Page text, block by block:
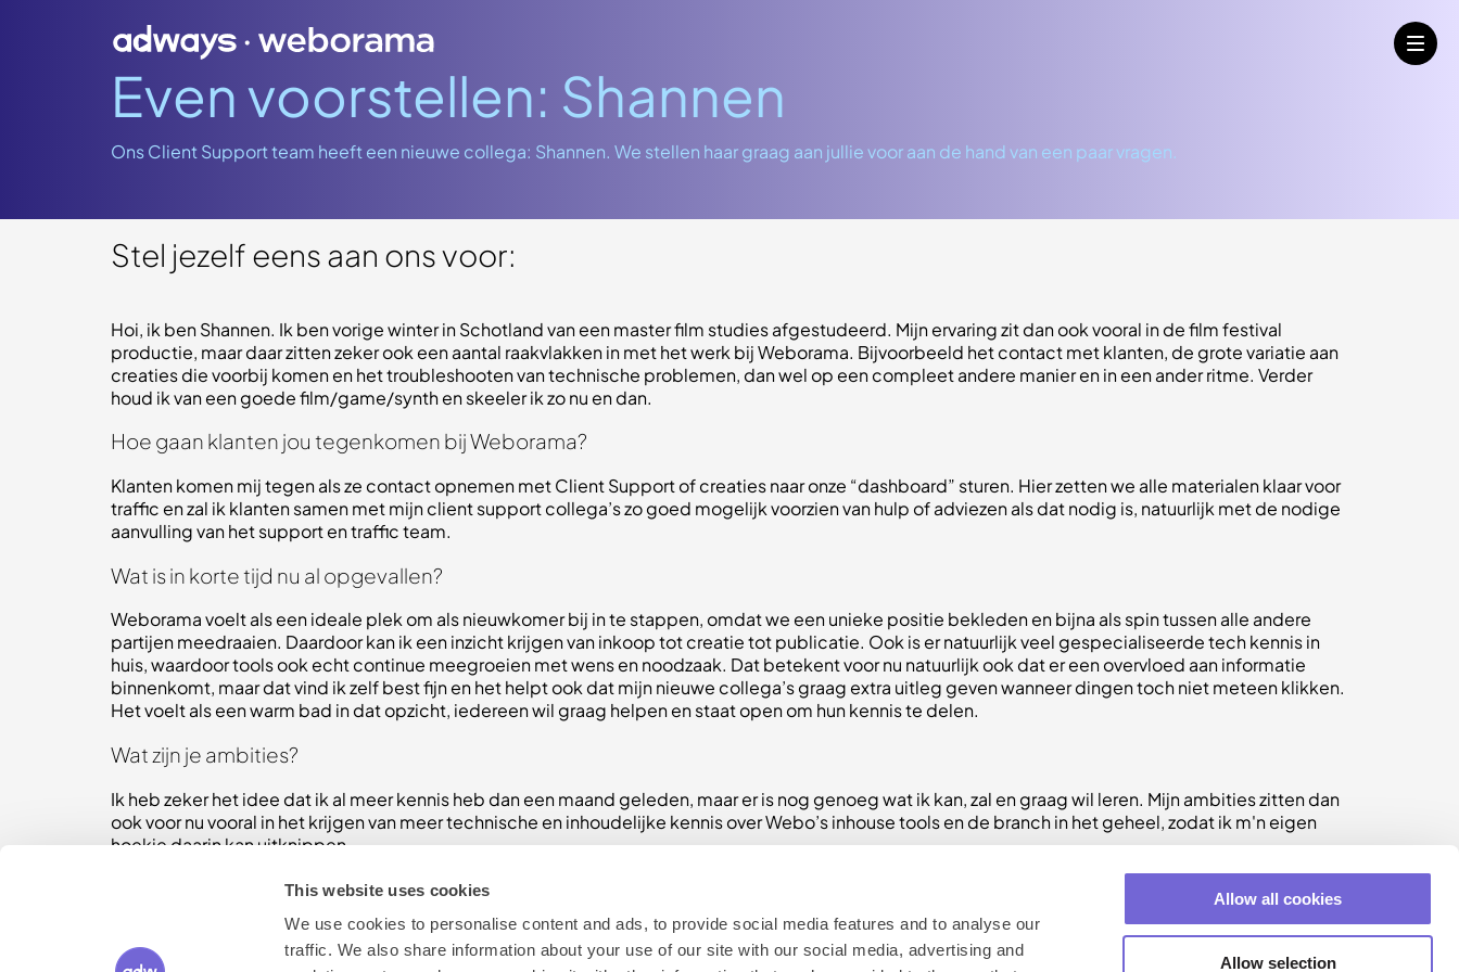
This website uses cookies
We use cookies to personalise content and ads, to provide social media features and to analyse our
traffic. We also share information about your use of our site with our social media, advertising and
Allow all cookies
Allow selection
Even voorstellen: Shannen
Ons Client Support team heeft een nieuwe collega: Shannen. We stellen haar graag aan jullie voor aan de hand van een paar vragen.
Stel jezelf eens aan ons voor:
Hoi, ik ben Shannen. Ik ben vorige winter in Schotland van een master film studies afgestudeerd. Mijn ervaring zit dan ook vooral in de film festival
productie, maar daar zitten zeker ook een aantal raakvlakken in met het werk bij Weborama. Bijvoorbeeld het contact met klanten, de grote variatie aan
creaties die voorbij komen en het troubleshooten van technische problemen, dan wel op een compleet andere manier en in een ander ritme. Verder
houd ik van een goede film/game/synth en skeeler ik zo nu en dan.
Hoe gaan klanten jou tegenkomen bij Weborama?
Klanten komen mij tegen als ze contact opnemen met Client Support of creaties naar onze “dashboard” sturen. Hier zetten we alle materialen klaar voor
traffic en zal ik klanten samen met mijn client support collega’s zo goed mogelijk voorzien van hulp of adviezen als dat nodig is, natuurlijk met de nodige
aanvulling van het support en traffic team.
Wat is in korte tijd nu al opgevallen?
Weborama voelt als een ideale plek om als nieuwkomer bij in te stappen, omdat we een unieke positie bekleden en bijna als spin tussen alle andere
partijen meedraaien. Daardoor kan ik een inzicht krijgen van inkoop tot creatie tot publicatie. Ook is er natuurlijk veel gespecialiseerde tech kennis in
huis, waardoor tools ook echt continue meegroeien met wens en noodzaak. Dat betekent voor nu natuurlijk ook dat er een overvloed aan informatie
binnenkomt, maar dat vind ik zelf best fijn en het helpt ook dat mijn nieuwe collega’s graag extra uitleg geven wanneer dingen toch niet meteen klikken.
Het voelt als een warm bad in dat opzicht, iedereen wil graag helpen en staat open om hun kennis te delen.
Wat zijn je ambities?
Ik heb zeker het idee dat ik al meer kennis heb dan een maand geleden, maar er is nog genoeg wat ik kan, zal en graag wil leren. Mijn ambities zitten dan
ook voor nu vooral in het krijgen van meer technische en inhoudelijke kennis over Webo’s inhouse tools en de branch in het geheel, zodat ik m'n eigen
hoekje daarin kan uitknippen.